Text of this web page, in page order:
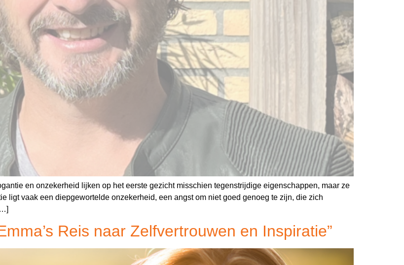
en onzekerheid lijken op het eerste gezicht misschien tegenstrijdige eigenschappen, maar ze
ligt vaak een diepgewortelde onzekerheid, een angst om niet goed genoeg te zijn, die zich
Reis naar Zelfvertrouwen en Inspiratie”